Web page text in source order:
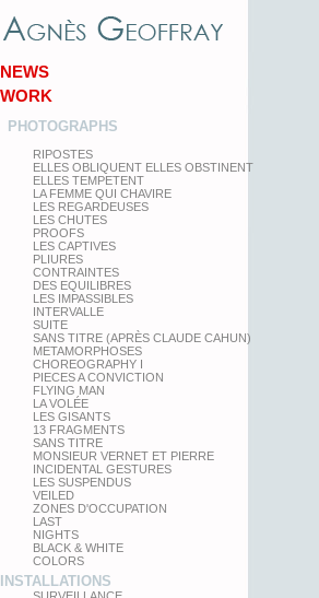
NEWS
WORK
PHOTOGRAPHS
RIPOSTES
ELLES OBLIQUENT ELLES OBSTINENT
ELLES TEMPETENT
LA FEMME QUI CHAVIRE
LES REGARDEUSES
LES CHUTES
PROOFS
LES CAPTIVES
PLIURES
CONTRAINTES
DES EQUILIBRES
LES IMPASSIBLES
INTERVALLE
SUITE
SANS TITRE (APRÈS CLAUDE CAHUN)
METAMORPHOSES
CHOREOGRAPHY I
PIECES A CONVICTION
FLYING MAN
LA VOLÉE
LES GISANTS
13 FRAGMENTS
SANS TITRE
MONSIEUR VERNET ET PIERRE
INCIDENTAL GESTURES
LES SUSPENDUS
VEILED
ZONES D'OCCUPATION
LAST
NIGHTS
BLACK & WHITE
COLORS
INSTALLATIONS